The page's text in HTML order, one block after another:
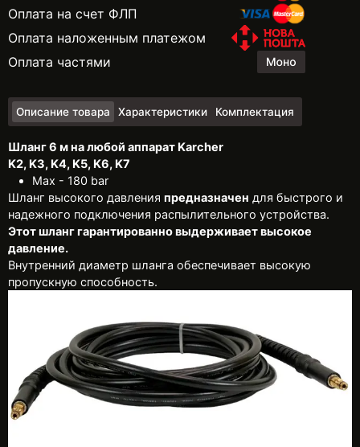
Оплата на счет ФЛП
Оплата наложенным платежом
Оплата частями
Описание товара Характеристики Комплектация
Шланг 6 м на любой аппарат Karcher
K2, K3, K4, K5, K6, K7
Max - 180 bar
Шланг высокого давления предназначен для быстрого и
надежного подключения распылительного устройства.
Этот шланг гарантированно выдерживает высокое
давление.
Внутренний диаметр шланга обеспечивает высокую
пропускную способность.